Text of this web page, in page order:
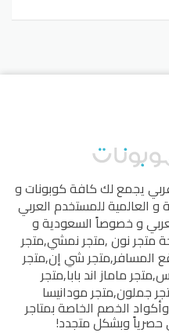
يجمع لك كافة كوبونات و
العالمية للمستخدم العربي
و خصوصاً السعودية و
متجر نون,متجر نمشي,متجر
المسافر,متجر شي إن,متجر
,متجر ماماز اند بابا,متجر
جملون,متجر مودانيسا
الخصم الخاصة بمتاجر
حصرياً وبشكل متجدد!